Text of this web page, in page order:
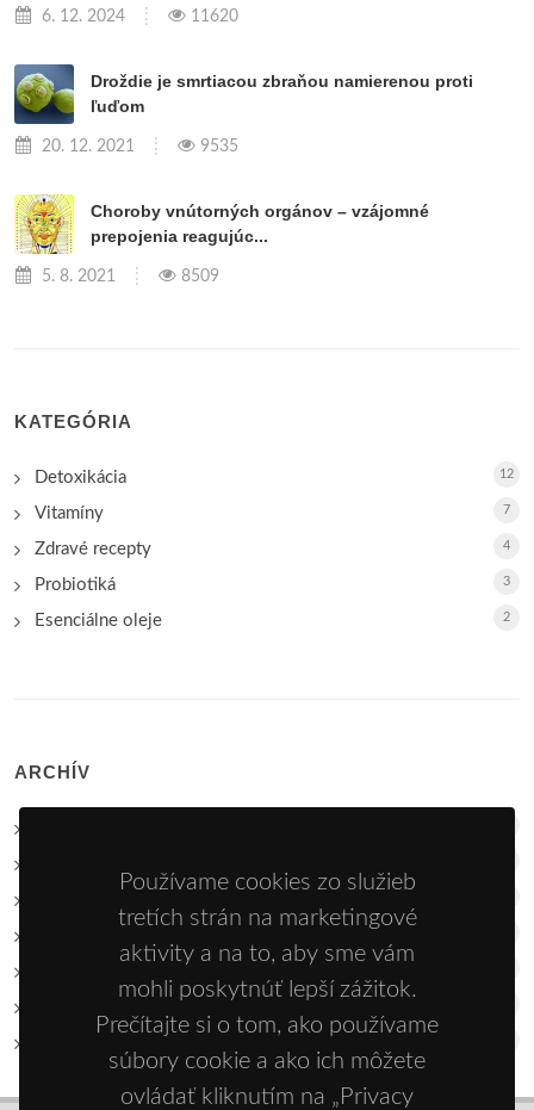
6. 12. 2024 11620
Droždie je smrtiacou zbraňou namierenou proti
ľuďom
20. 12. 2021 9535
Choroby vnútorných orgánov – vzájomné
prepojenia reagujúc...
5. 8. 2021 8509
KATEGÓRIA
Detoxikácia 12
Vitamíny 7
Zdravé recepty 4
Probiotiká 3
Esenciálne oleje 2
ARCHÍV
Používame cookies zo služieb
tretích strán na marketingové
aktivity a na to, aby sme vám
mohli poskytnúť lepší zážitok.
Prečítajte si o tom, ako používame
súbory cookie a ako ich môžete
ovládať kliknutím na „Privacy